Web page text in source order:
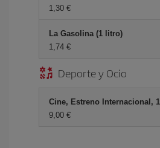
1,30 €
La Gasolina (1 litro)
1,74 €
Deporte y Ocio
Cine, Estreno Internacional,
9,00 €